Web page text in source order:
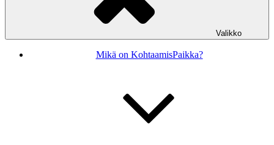
Valikko
Mikä on KohtaamisPaikka?